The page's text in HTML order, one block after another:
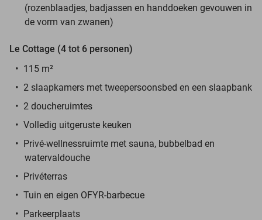
(rozenblaadjes, badjassen en handdoeken gevouwen in
de vorm van zwanen)
Le Cottage (4 tot 6 personen)
115 m²
2 slaapkamers met tweepersoonsbed en een slaapbank
2 doucheruimtes
Volledig uitgeruste keuken
Privé-wellnessruimte met sauna, bubbelbad en
watervaldouche
Privéterras
Tuin en eigen OFYR-barbecue
Parkeerplaats